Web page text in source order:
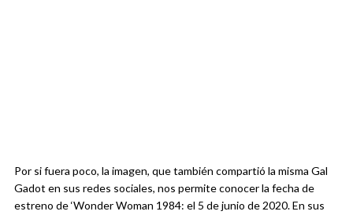
Por si fuera poco, la imagen, que también compartió la misma Gal
Gadot en sus redes sociales, nos permite conocer la fecha de
estreno de ‘Wonder Woman 1984: el 5 de junio de 2020. En sus